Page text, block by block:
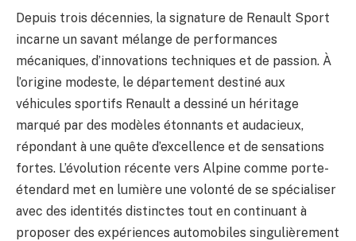
Depuis trois décennies, la signature de Renault Sport
incarne un savant mélange de performances
mécaniques, d’innovations techniques et de passion. À
l’origine modeste, le département destiné aux
véhicules sportifs Renault a dessiné un héritage
marqué par des modèles étonnants et audacieux,
répondant à une quête d’excellence et de sensations
fortes. L’évolution récente vers Alpine comme porte-
étendard met en lumière une volonté de se spécialiser
avec des identités distinctes tout en continuant à
proposer des expériences automobiles singulièrement